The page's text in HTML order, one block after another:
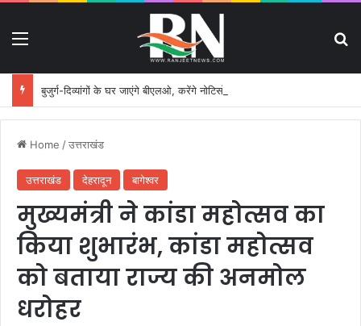
बुजुर्ग-दिव्यांगों के घर जाएंगे बीएलओ, करेंगे नोटिसों का निस्तारण
Home /उत्तराखंड
उत्तराखंड देहरादून बागेश्वर
मुख्यमंत्री ने कांडा महोत्सव का
किया शुभारंभ, कांडा महोत्सव
को बताया राज्य की अनमोल
धरोहर